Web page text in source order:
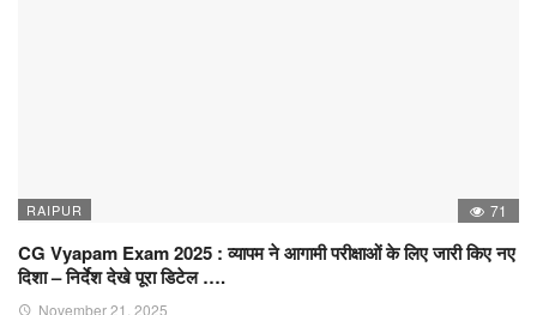
RAIPUR 71
CG Vyapam Exam 2025 : व्यापम ने आगामी परीक्षाओं के लिए जारी किए नए
दिशा – निर्देश देखे पूरा डिटेल ….
November 21, 2025